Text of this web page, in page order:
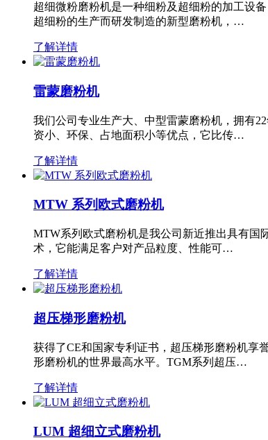
超细微粉磨粉机是一种细粉及超细粉的加工设
超细粉的生产而研发制造的新型磨粉机，…
了解详情
雷蒙磨粉机
我们公司专业生产大、中型雷蒙磨粉机，拥有
资小、环保、占地面积小等优点，它比传…
了解详情
MTW 系列欧式磨粉机
MTW系列欧式磨粉机是我公司新近推出具有
术，它能满足客户对产品粒度、性能可…
了解详情
超压梯形磨粉机
获得了CE和国家专利证书，超压梯形磨粉机享
形磨粉机的世界最高水平。TGM系列超压…
了解详情
LUM 超细立式磨粉机